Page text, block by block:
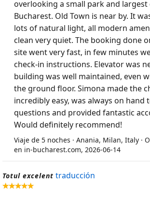
overlooking a small park and
Bucharest. Old Town is near by. It
lots of natural light, all modern
clean very quiet. The booking done
site went very fast, in few minutes
check-in instructions. Elevator was
building was well maintained, even
the ground floor. Simona made the
incredibly easy, was always on hand
questions and provided fantastic
Would definitely recommend!
Viaje de 5 noches · Anania, Milan, Italy ·
en in-bucharest.com, 2026-06-14
Totul excelent traducción